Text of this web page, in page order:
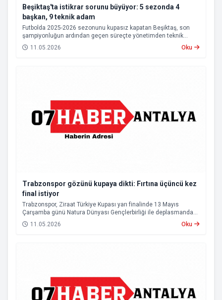
Beşiktaş'ta istikrar sorunu büyüyor: 5 sezonda 4
başkan, 9 teknik adam
Futbolda 2025-2026 sezonunu kupasız kapatan Beşiktaş, son
şampiyonluğun ardından geçen süreçte yönetimden teknik
heyete, oyuncu kadrosundan saha sonuçlarına kadar birçok
alanda istikrarsız bir görüntü sergiledi.
11.05.2026 Oku
Trabzonspor gözünü kupaya dikti: Fırtına üçüncü kez
final istiyor
Trabzonspor, Ziraat Türkiye Kupası yarı finalinde 13 Mayıs
Çarşamba günü Natura Dünyası Gençlerbirliği ile deplasmanda
karşı karşıya gelecek.
11.05.2026 Oku